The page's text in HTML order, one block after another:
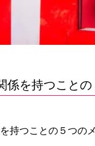
係を持つことの
持つことの５つの